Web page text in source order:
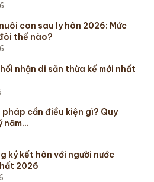
con sau ly hôn 2026: Mức
thế nào?
nhận di sản thừa kế mới nhất
cần điều kiện gì? Quy
năm…
ký kết hôn với người nước
2026